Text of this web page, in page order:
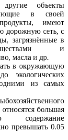
объекты
в своей
имеют
дорожную сеть, с
загрязнённые в
и
масла и др.
в окружающую
экологических
из самых
большая
содержание
превышать 0.05